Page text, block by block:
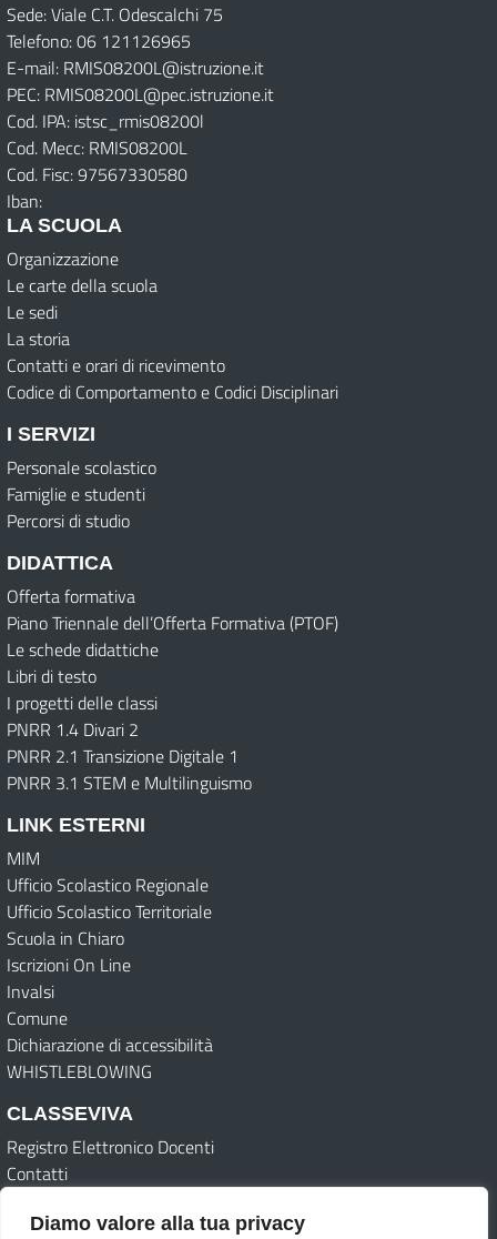
Diamo valore alla tua privacy
Sede: Viale C.T. Odescalchi 75
Telefono: 06 121126965
E-mail: RMIS08200L@istruzione.it
PEC: RMIS08200L@pec.istruzione.it
Cod. IPA: istsc_rmis08200l
Cod. Mecc: RMIS08200L
Cod. Fisc: 97567330580
Iban:
LA SCUOLA
Organizzazione
Le carte della scuola
Le sedi
La storia
Contatti e orari di ricevimento
Codice di Comportamento e Codici Disciplinari
I SERVIZI
Personale scolastico
Famiglie e studenti
Percorsi di studio
DIDATTICA
Offerta formativa
Piano Triennale dell’Offerta Formativa (PTOF)
Le schede didattiche
Libri di testo
I progetti delle classi
PNRR 1.4 Divari 2
PNRR 2.1 Transizione Digitale 1
PNRR 3.1 STEM e Multilinguismo
LINK ESTERNI
MIM
Ufficio Scolastico Regionale
Ufficio Scolastico Territoriale
Scuola in Chiaro
Iscrizioni On Line
Invalsi
Comune
Dichiarazione di accessibilità
WHISTLEBLOWING
CLASSEVIVA
Registro Elettronico Docenti
Contatti